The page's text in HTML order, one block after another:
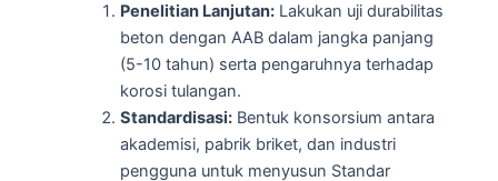
Penelitian Lanjutan:Lakukan uji durabilitas
beton dengan AAB dalam jangka panjang
(5-10 tahun) serta pengaruhnya terhadap
korosi tulangan.
Standardisasi:Bentuk konsorsium antara
akademisi, pabrik briket, dan industri
pengguna untuk menyusun Standar